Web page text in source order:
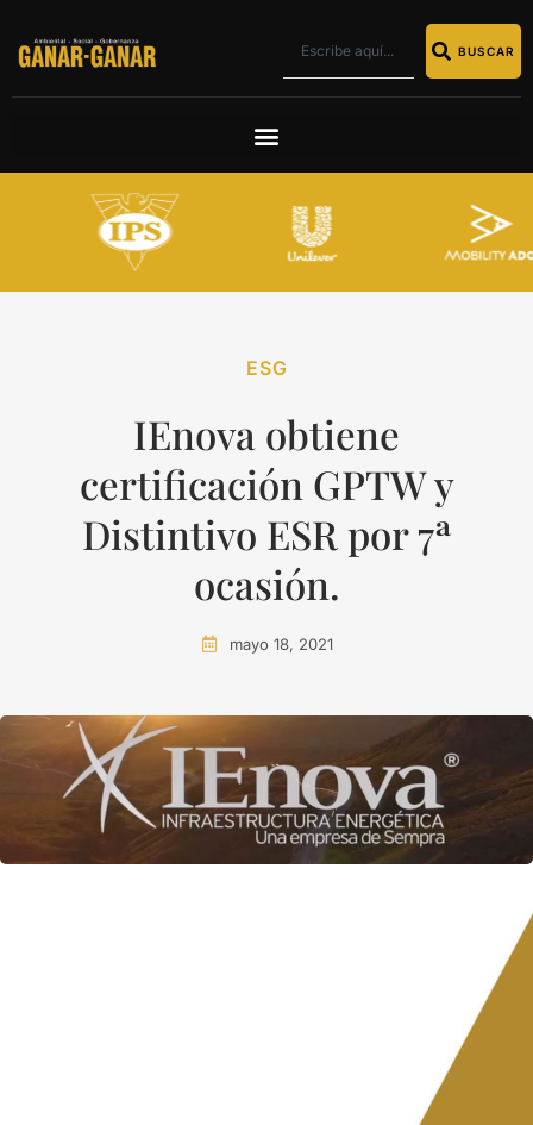
BUSCAR
ESG
IEnova obtiene
certificación GPTW y
Distintivo ESR por 7ª
ocasión.
mayo 18, 2021